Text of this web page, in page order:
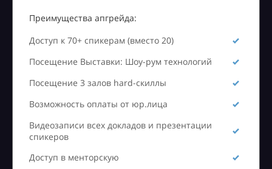
Преимущества апгрейда:
Доступ к 70+ спикерам (вместо 20)
Посещение Выставки: Шоу-рум технологий
Посещение 3 залов hard-скиллы
Возможность оплаты от юр.лица
Видеозаписи всех докладов и презентации
спикеров
Доступ в менторскую